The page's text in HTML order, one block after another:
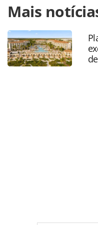
https://
turismo/eventos/2016/
brasileiros-em-las-
oferecidas na página.
PANROTAS Editora é
sobre direito autoral.
Mais